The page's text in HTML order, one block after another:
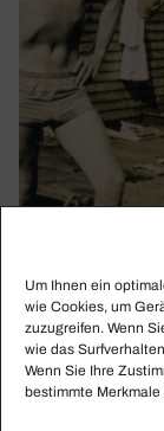
Um Ihnen ein
wie Cookies, um
zuzugreifen. Wenn
wie das
Wenn Sie Ihre
bestimmte
Unsere
Männer!
Unkreative